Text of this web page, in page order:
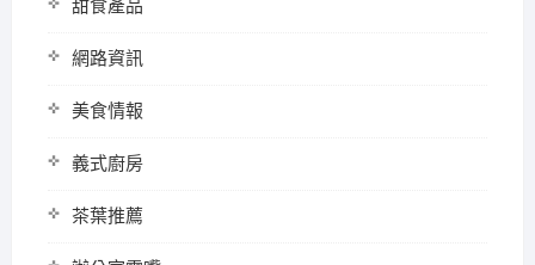
甜食產品
網路資訊
美食情報
義式廚房
茶葉推薦